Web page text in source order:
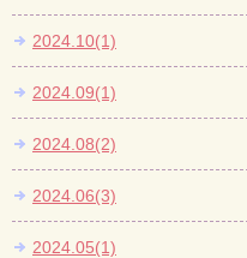
2024.10(1)
2024.09(1)
2024.08(2)
2024.06(3)
2024.05(1)